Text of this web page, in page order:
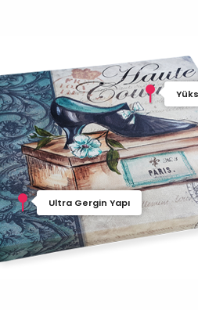
Ultra Gergin Yapı